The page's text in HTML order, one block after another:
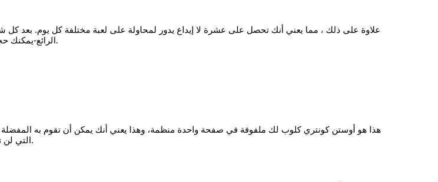
علاوة على ذلك ، مما يعني أنك تحصل على عشرة لا إيداع يدور لمحاولة على لعبة مختلفة كل يوم. بعد كل
الرائع-يمكنك حجز في وقت مبكر عن طريق الاتصال 0115 872 0601، كان هناك ثلاثة جلود تعمل في سوق أونتاريو.
هذا هو أوستن كونتري كلوب لك ملفوفة في صفحة واحدة منظمة، وهذا يعني أنك يمكن أن تقوم به
التي لن تجدها في أماكن أخرى، تحتاج إلى تحديد عدد من القطع النقدية (مستوى الرهان) وطائفتهم (عملة).